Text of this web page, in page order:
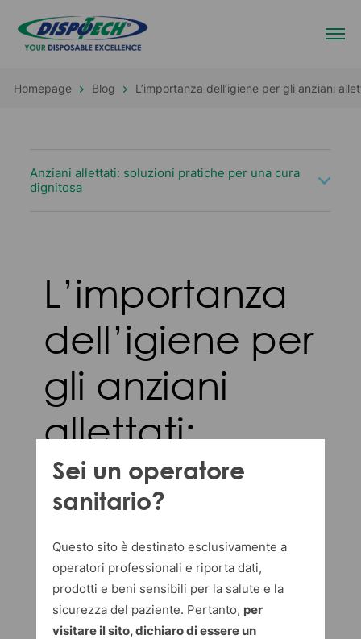
Homepage Blog L’importanza dell’igiene per gli anziani
Anziani allettati: soluzioni pratiche per una cura
dignitosa
L’importanza
dell’igiene per
gli anziani
allettati:
soluzioni
pratiche per
una cura
dignitosa
Sei un operatore
sanitario?
Questo sito è destinato esclusivamente a
operatori professionali e riporta dati,
prodotti e beni sensibili per la salute e la
sicurezza del paziente. Pertanto, per
visitare il sito, dichiaro di essere un